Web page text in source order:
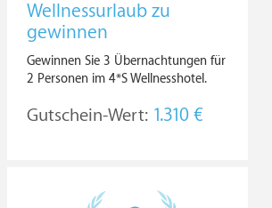
Wellnessurlaub zu
gewinnen
Gewinnen Sie 3 Übernachtungen für
2 Personen im 4*S Wellnesshotel.
Gutschein-Wert: 1.310 €